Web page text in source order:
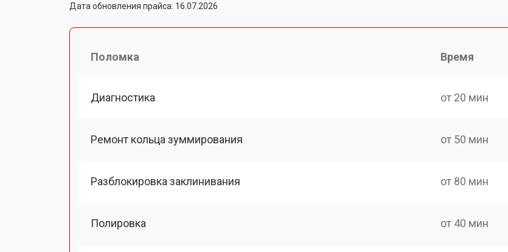
Дата обновления прайса: 16.07.2026
Поломка Время
Диагностика от 20 мин
Ремонт кольца зуммирования от 50 мин
Разблокировка заклинивания от 80 мин
Полировка от 40 мин